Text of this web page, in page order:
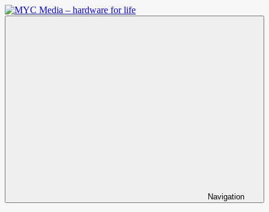
Zum
Inhalt
Navigation